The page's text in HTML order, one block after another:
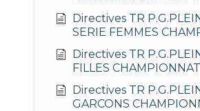
Directives TR
SERIE FEMMES
Directives TR
FILLES CHAMPIONNAT
Directives TR
GARCONS